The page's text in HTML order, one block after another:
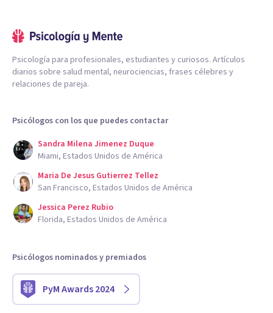
Psicología para profesionales, estudiantes y curiosos. Artículos
diarios sobre salud mental, neurociencias, frases célebres y
relaciones de pareja.
Psicólogos con los que puedes contactar
Sandra Milena Jimenez Duque
Miami, Estados Unidos de América
Maria De Jesus Gutierrez Tellez
San Francisco, Estados Unidos de América
Jessica Perez Rubio
Florida, Estados Unidos de América
Psicólogos nominados y premiados
PyM Awards 2024